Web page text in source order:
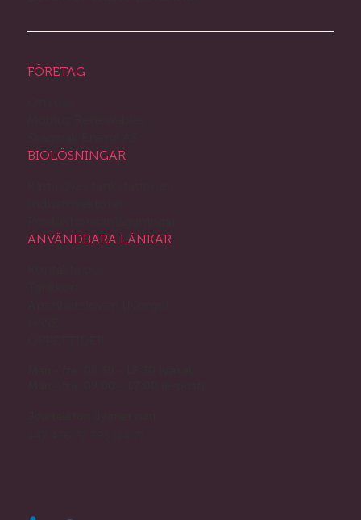
FÖRETAG
BIOLÖSNINGAR
ANVÄNDBARA LÄNKAR